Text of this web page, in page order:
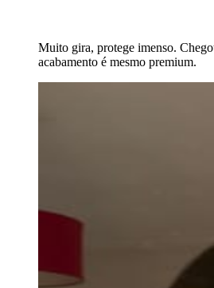
Muito gira, protege imenso.
acabamento é mesmo premium.